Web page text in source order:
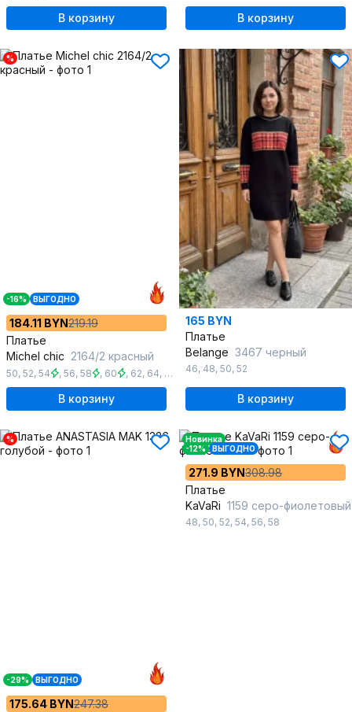
В корзину В корзину
%
-16% ВЫГОДНО
184.11 BYN219.19
Платье
Michel chic 2164/2 красный
50, 52, 54 , 56, 58 , 60 , 62, 64, 66
В корзину
165 BYN
Платье
Belange 3467 черный
46, 48, 50, 52
В корзину
%
-29% ВЫГОДНО
175.64 BYN247.38
Новинка
-12%
ВЫГОДНО
271.9 BYN308.98
Платье
KaVaRi 1159 серо-фиолетовый
48, 50, 52, 54, 56, 58